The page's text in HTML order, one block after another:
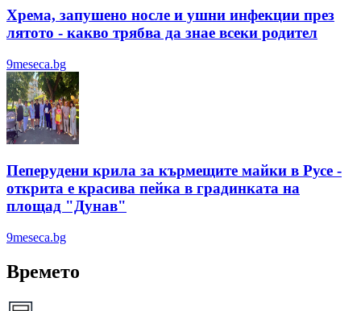
Хрема, запушено носле и ушни инфекции през
лятотo - какво трябва да знае всеки родител
9meseca.bg
Пеперудени крила за кърмещите майки в Русе -
открита е красива пейка в градинката на
площад "Дунав"
9meseca.bg
Времето